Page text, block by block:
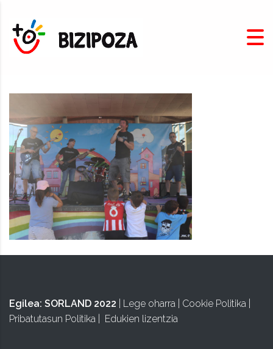
Egilea: SORLAND 2022 Lege oharra Cookie Politika
Pribatutasun Politika
Edukien lizentzia